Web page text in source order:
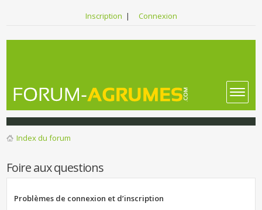
Inscription | Connexion
Index du forum
Foire aux questions
Problèmes de connexion et d’inscription